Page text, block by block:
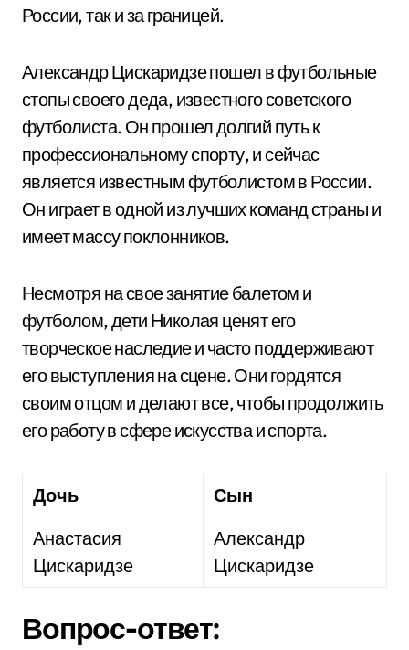
России, так и за границей.
Александр Цискаридзе пошел в футбольные
стопы своего деда, известного советского
футболиста. Он прошел долгий путь к
профессиональному спорту, и сейчас
является известным футболистом в России.
Он играет в одной из лучших команд страны и
имеет массу поклонников.
Несмотря на свое занятие балетом и
футболом, дети Николая ценят его
творческое наследие и часто поддерживают
его выступления на сцене. Они гордятся
своим отцом и делают все, чтобы продолжить
его работу в сфере искусства и спорта.
Дочь
Сын
Анастасия
Цискаридзе
Александр
Цискаридзе
Вопрос-ответ: